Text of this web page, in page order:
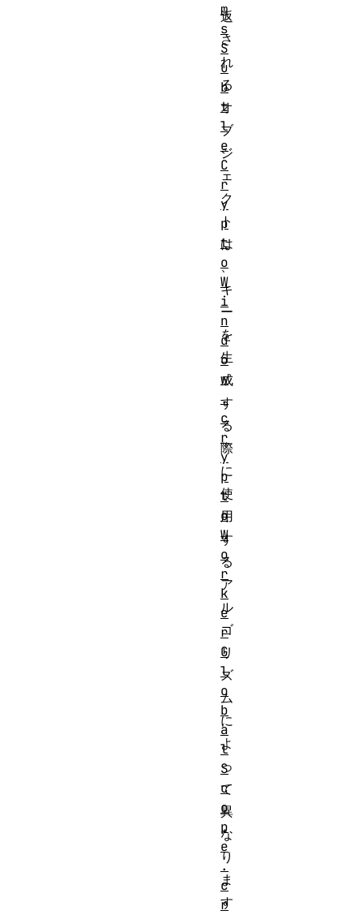
返
さ
れ
る
オ
ブ
ジ
ェ
ク
ト
は
、
キ
ー
を
生
成
す
る
際
に
使
用
す
る
ア
ル
ゴ
リ
ズ
ム
に
よ
っ
て
異
な
り
ま
す
m
s
S
u
b
t
l
e
C
r
y
p
t
o
W
i
n
d
o
w
.
c
r
y
p
t
o
W
o
r
k
e
r
G
l
o
b
a
l
S
c
o
p
e
.
c
r